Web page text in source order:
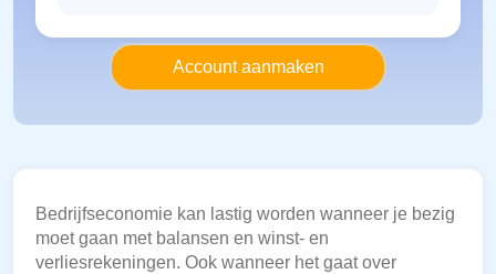
Account aanmaken
Bedrijfseconomie kan lastig worden wanneer je bezig
moet gaan met balansen en winst- en
verliesrekeningen. Ook wanneer het gaat over